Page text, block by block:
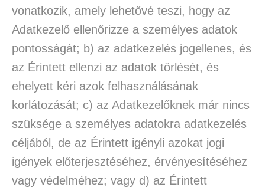
vonatkozik, amely lehetővé teszi, hogy az
Adatkezelő ellenőrizze a személyes adatok
pontosságát; b) az adatkezelés jogellenes, és
az Érintett ellenzi az adatok törlését, és
ehelyett kéri azok felhasználásának
korlátozását; c) az Adatkezelőknek már nincs
szüksége a személyes adatokra adatkezelés
céljából, de az Érintett igényli azokat jogi
igények előterjesztéséhez, érvényesítéséhez
vagy védelméhez; vagy d) az Érintett